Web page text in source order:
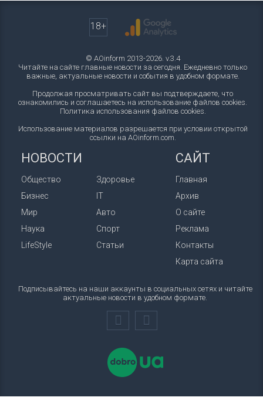
18+
© AOinform 2013-2026. v.3.4
Читайте на сайте главные новости за сегодня. Ежедневно только
важные, актуальные новости и события в удобном формате.
Продолжая просматривать сайт вы подтверждаете, что
ознакомились и соглашаетесь на использование файлов cookies.
Политика использования файлов cookies.
Использование материалов разрешается при условии открытой
ссылки на AOinform.com.
НОВОСТИ
Общество
Бизнес
Мир
Наука
LifeStyle
Здоровье
IT
Авто
Спорт
Статьи
САЙТ
Главная
Архив
О сайте
Реклама
Контакты
Карта сайта
Подписывайтесь на наши аккаунты в социальных сетях и читайте
актуальные новости в удобном формате.